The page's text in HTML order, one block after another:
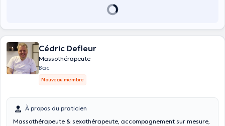
Cédric Defleur
Massothérapeute
Bac
Nouveau membre
À propos du praticien
Massothérapeute & sexothérapeute, accompagnement sur mesure,